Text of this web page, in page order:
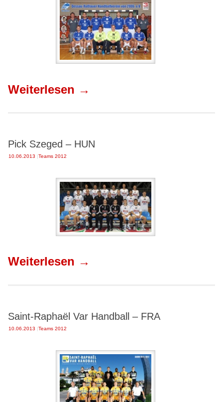
Weiterlesen →
Pick Szeged – HUN
10.06.2013 |Teams 2012
Weiterlesen →
Saint-Raphaël Var Handball – FRA
10.06.2013 |Teams 2012